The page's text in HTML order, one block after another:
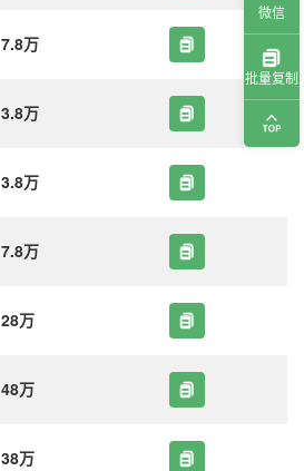
7.8万
3.8万
3.8万
7.8万
28万
48万
38万
微信
批量复制